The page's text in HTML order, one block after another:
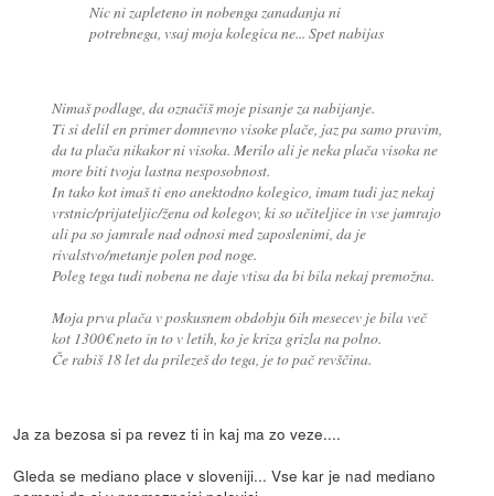
Nic ni zapleteno in nobenga zanadanja ni
potrebnega, vsaj moja kolegica ne... Spet nabijas
Nimaš podlage, da označiš moje pisanje za nabijanje.
Ti si delil en primer domnevno visoke plače, jaz pa samo pravim,
da ta plača nikakor ni visoka. Merilo ali je neka plača visoka ne
more biti tvoja lastna nesposobnost.
In tako kot imaš ti eno anektodno kolegico, imam tudi jaz nekaj
vrstnic/prijateljic/žena od kolegov, ki so učiteljice in vse jamrajo
ali pa so jamrale nad odnosi med zaposlenimi, da je
rivalstvo/metanje polen pod noge.
Poleg tega tudi nobena ne daje vtisa da bi bila nekaj premožna.
Moja prva plača v poskusnem obdobju 6ih mesecev je bila več
kot 1300€ neto in to v letih, ko je kriza grizla na polno.
Če rabiš 18 let da prilezeš do tega, je to pač revščina.
Ja za bezosa si pa revez ti in kaj ma zo veze....
Gleda se mediano place v sloveniji... Vse kar je nad mediano